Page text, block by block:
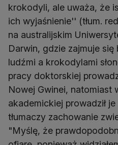
krokodyli, ale uważa, że
ich wyjaśnienie'' (tłum.
na australijskim
Darwin, gdzie zajmuje
ludźmi a krokodylami
pracy doktorskiej
Nowej Gwinei, natomiast
akademickiej prowadził
tłumaczy zachowanie
"Myślę, że